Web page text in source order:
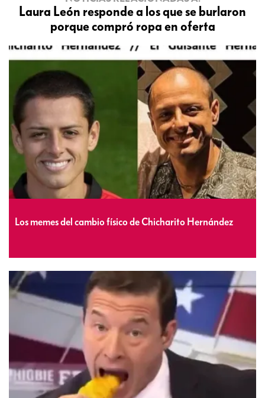
Laura León responde a los que se burlaron
porque compró ropa en oferta
Los memes del cambio físico de Chicharito Hernández